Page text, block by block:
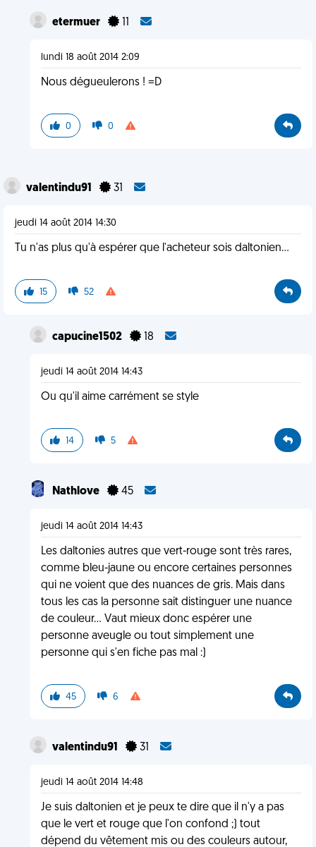
etermuer 11
lundi 18 août 2014 2:09
Nous dégueulerons ! =D
0 0
valentindu91 31
jeudi 14 août 2014 14:30
Tu n'as plus qu'à espérer que l'acheteur sois daltonien...
15 52
capucine1502 18
jeudi 14 août 2014 14:43
Ou qu'il aime carrément se style
14 5
Nathlove 45
jeudi 14 août 2014 14:43
Les daltonies autres que vert-rouge sont très rares,
comme bleu-jaune ou encore certaines personnes
qui ne voient que des nuances de gris. Mais dans
tous les cas la personne sait distinguer une nuance
de couleur... Vaut mieux donc espérer une
personne aveugle ou tout simplement une
personne qui s'en fiche pas mal :)
45 6
valentindu91 31
jeudi 14 août 2014 14:48
Je suis daltonien et je peux te dire que il n'y a pas
que le vert et rouge que l'on confond ;) tout
dépend du vêtement mis ou des couleurs autour,